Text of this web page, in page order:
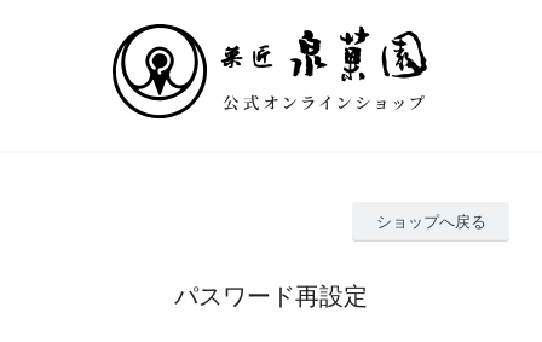
ショップへ戻る
パスワード再設定